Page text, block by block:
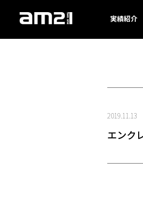
実績紹介
2019.11.13
エンク